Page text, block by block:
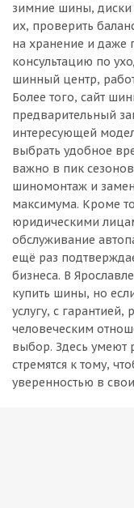
зимние шины, диски
их, проверить
на хранение и даже
консультацию по
шинный центр,
Более того, сайт
предварительный
интересующей
выбрать удобное
важно в пик
шиномонтаж и
максимума. Кроме
юридическими
обслуживание
ещё раз
бизнеса. В
купить шины, но
услугу, с гарантией,
человеческим
выбор. Здесь умеют
стремятся к тому,
уверенностью в